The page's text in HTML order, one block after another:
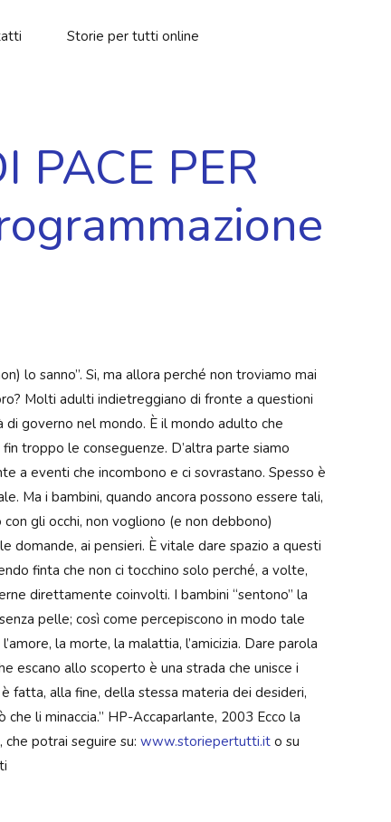
Storie per tutti online
PACE PER
lo sanno”. Si, ma allora perché non troviamo mai
Molti adulti indietreggiano di fronte a questioni
governo nel mondo. È il mondo adulto che
troppo le conseguenze. D’altra parte siamo
a eventi che incombono e ci sovrastano. Spesso è
Ma i bambini, quando ancora possono essere tali,
gli occhi, non vogliono (e non debbono)
domande, ai pensieri. È vitale dare spazio a questi
finta che non ci tocchino solo perché, a volte,
direttamente coinvolti. I bambini “sentono” la
pelle; così come percepiscono in modo tale
la morte, la malattia, l’amicizia. Dare parola
escano allo scoperto è una strada che unisce i
fatta, alla fine, della stessa materia dei desideri,
li minaccia.” HP-Accaparlante, 2003 Ecco la
potrai seguire su: www.storiepertutti.it o su